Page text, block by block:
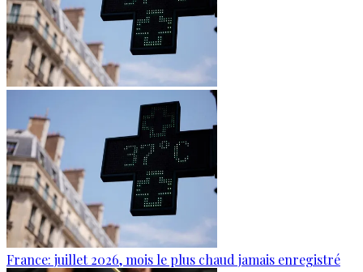
France: juillet 2026, mois le plus chaud jamais enregistré